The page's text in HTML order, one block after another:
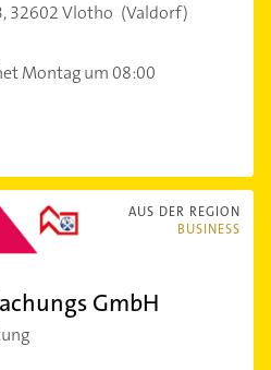
32602 Vlotho (Valdorf)
Montag um 08:00
AUS DER REGION
BUSINESS
GmbH